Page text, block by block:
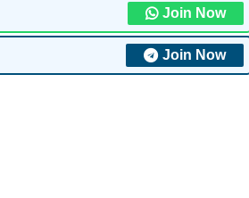
Join Now
Join Now